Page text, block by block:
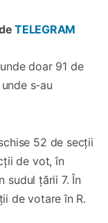
TELEGRAM
doar 91 de
s-au
52 de secții
de vot, în
sudul țării 7. În
de votare în R.